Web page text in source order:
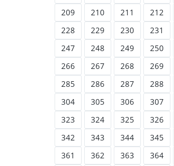
209
210 211 212
228
229 230 231
247
248 249 250
266
267 268 269
285
286 287 288
304
305 306 307
323
324 325 326
342
343 344 345
361
362 363 364